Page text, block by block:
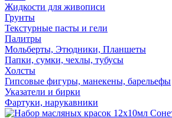
Жидкости для живописи
Грунты
Текстурные пасты и гели
Палитры
Мольберты, Этюдники, Планшеты
Папки, сумки, чехлы, тубусы
Холсты
Гипсовые фигуры, манекены, барельефы
Указатели и бирки
Фартуки, нарукавники